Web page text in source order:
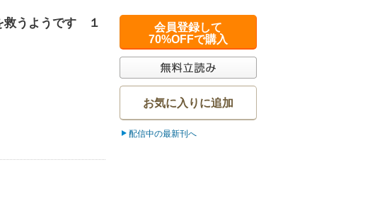
救うようです １
会員登録して
70%OFFで購入
お気に入りに追加
配信中の最新刊へ